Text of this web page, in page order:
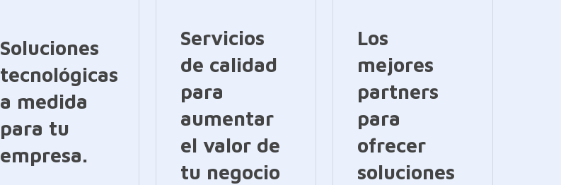
Soluciones
tecnológicas
a medida
para tu
empresa.
Servicios
de calidad
para
aumentar
el valor de
tu negocio
Los
mejores
partners
para
ofrecer
soluciones